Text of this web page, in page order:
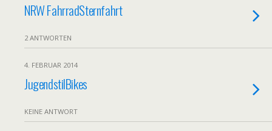
NRW FahrradSternfahrt
2 ANTWORTEN
4. FEBRUAR 2014
JugendstilBikes
KEINE ANTWORT